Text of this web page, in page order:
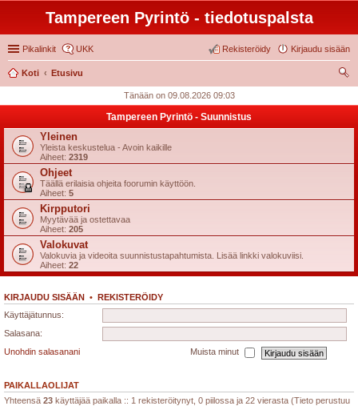
Tampereen Pyrintö - tiedotuspalsta
Pikalinkit UKK Kirjaudu sisään
Rekisteröidy
Koti
Etusivu
Tänään on 09.08.2026 09:03
Tampereen Pyrintö - Suunnistus
Yleinen
Yleista keskustelua - Avoin kaikille
Aiheet: 2319
Ohjeet
Täällä erilaisia ohjeita foorumin käyttöön.
Aiheet: 5
Kirpputori
Myytävää ja ostettavaa
Aiheet: 205
Valokuvat
Valokuvia ja videoita suunnistustapahtumista. Lisää linkki valokuviisi.
Aiheet: 22
KIRJAUDU SISÄÄN • REKISTERÖIDY
Käyttäjätunnus:
Salasana:
Unohdin salasanani
Muista minut
PAIKALLAOLIJAT
Yhteensä 23 käyttäjää paikalla :: 1 rekisteröitynyt, 0 piilossa ja 22 vierasta (Tieto perustuu